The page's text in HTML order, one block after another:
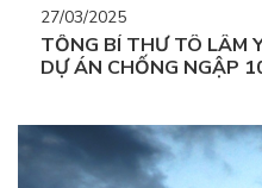
27/03/2025
TỔNG BÍ THƯ TÔ LÂM
DỰ ÁN CHỐNG NGẬP